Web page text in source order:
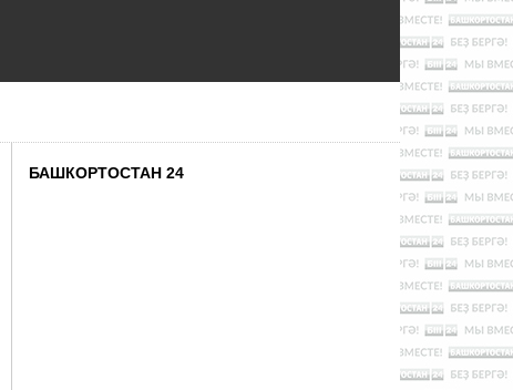
БАШКОРТОСТАН 24